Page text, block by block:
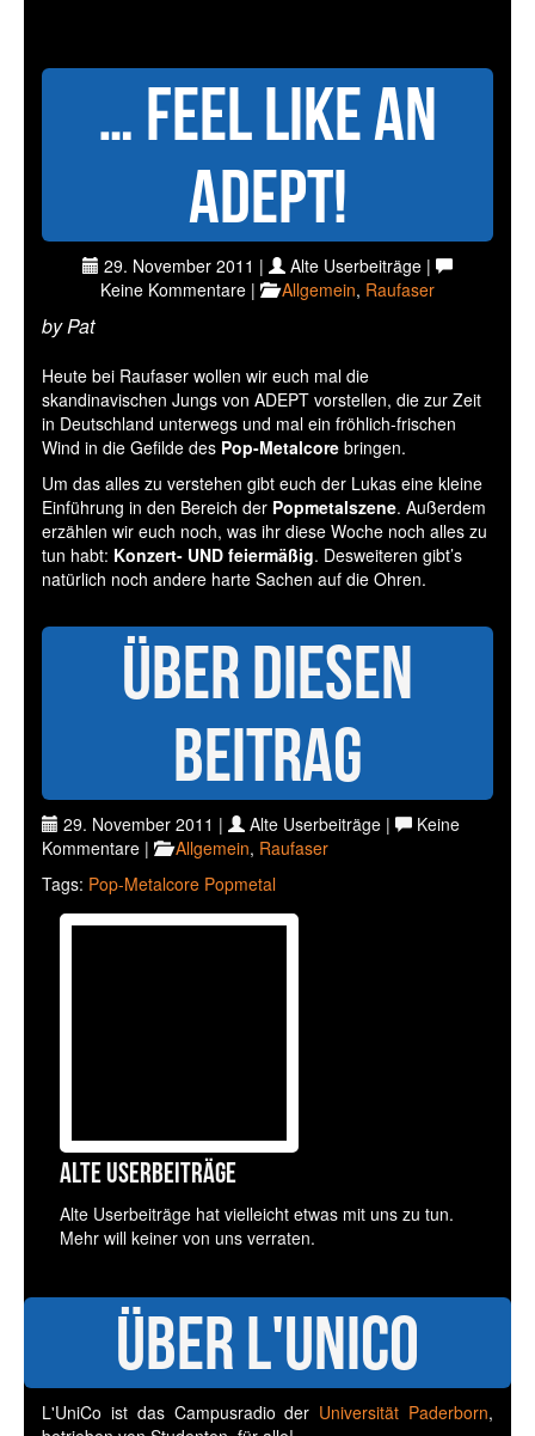
… Feel like an
ADEPT!
29. November 2011 |
Alte Userbeiträge |
Keine Kommentare |
Allgemein, Raufaser
by Pat
Heute bei Raufaser wollen wir euch mal die
skandinavischen Jungs von ADEPT vorstellen, die zur Zeit
in Deutschland unterwegs und mal ein fröhlich-frischen
Wind in die Gefilde des Pop-Metalcore bringen.
Um das alles zu verstehen gibt euch der Lukas eine kleine
Einführung in den Bereich der Popmetalszene. Außerdem
erzählen wir euch noch, was ihr diese Woche noch alles zu
tun habt: Konzert- UND feiermäßig. Desweiteren gibt’s
natürlich noch andere harte Sachen auf die Ohren.
Über diesen
Beitrag
29. November 2011 | Alte Userbeiträge |
Keine
Kommentare |
Allgemein, Raufaser
Tags: Pop-Metalcore Popmetal
Alte Userbeiträge
Alte Userbeiträge hat vielleicht etwas mit uns zu tun.
Mehr will keiner von uns verraten.
Über L'UniCo
L'UniCo ist das Campusradio der Universität Paderborn,